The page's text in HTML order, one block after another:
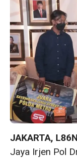
JAKARTA,
Jaya Irjen Pol